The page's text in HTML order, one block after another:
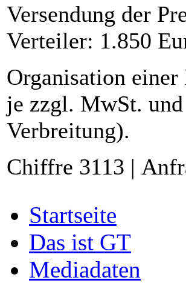
Versendung der
Verteiler: 1.850
Organisation einer
je zzgl. MwSt. und
Verbreitung).
Chiffre 3113 |
Startseite
Das ist GT
Mediadaten